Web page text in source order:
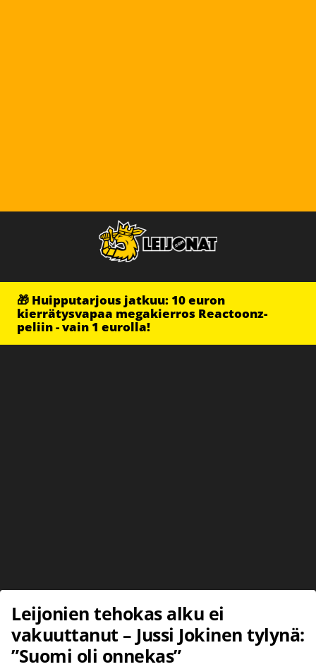
🎁 Huipputarjous jatkuu: 10 euron
kierrätysvapaa megakierros Reactoonz-
peliin - vain 1 eurolla!
Leijonien tehokas alku ei
vakuuttanut – Jussi Jokinen tylynä:
”Suomi oli onnekas”